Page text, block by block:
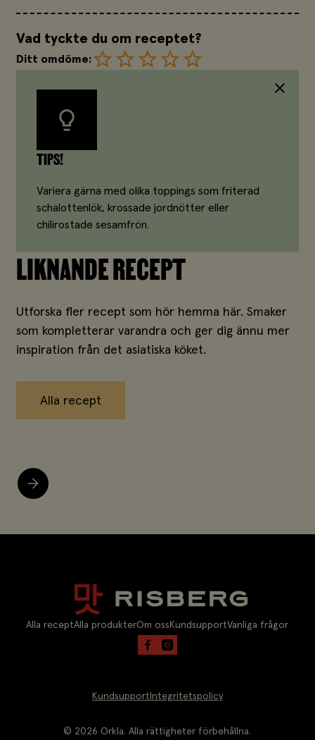
Vad tyckte du om receptet?
Ditt omdöme:
TIPS!
Variera gärna med olika toppings som friterad
schalottenlök, krossade jordnötter eller
chilirostade sesamfrön.
LIKNANDE RECEPT
Utforska fler recept som hör hemma här. Smaker
som kompletterar varandra och ger dig ännu mer
inspiration från det asiatiska köket.
Alla recept
Alla receptAlla produkterOm ossKundsupportVanliga frågor
© 2026 Orkla. Alla rättigheter förbehållna.
KundsupportIntegritetspolicy